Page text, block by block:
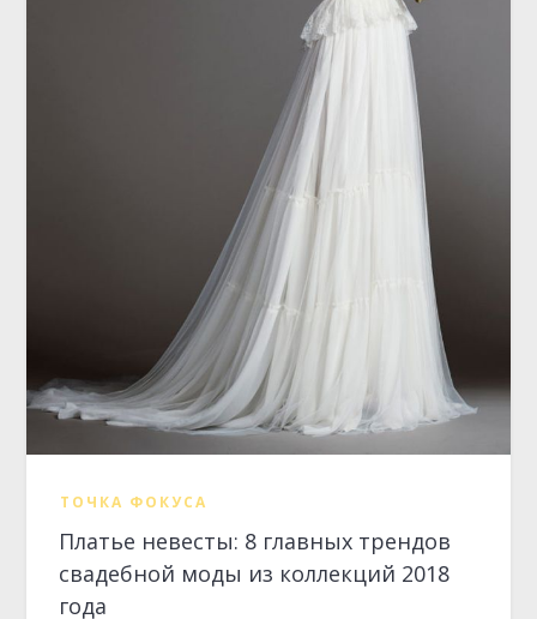
Платье невесты: 8 главных трендов
свадебной моды из коллекций 2018